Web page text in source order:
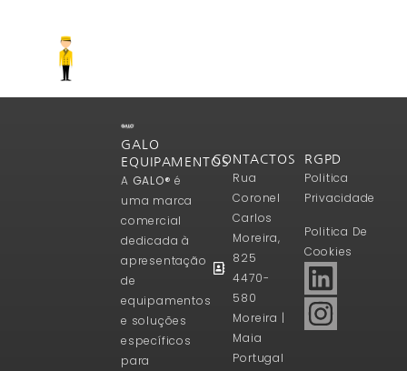
GALO
EQUIPAMENTOS
A GALO® é
uma marca
comercial
dedicada à
apresentação
de
equipamentos
e soluções
específicos
para
CONTACTOS
Rua
Coronel
Carlos
Moreira,
825
4470-
580
Moreira |
Maia
Portugal
RGPD
Politica
Privacidade
Politica De
Cookies